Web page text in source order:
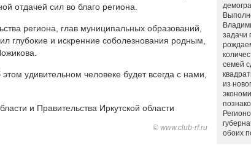
отдачей сил во благо региона.
региона, глав муниципальных образований,
глубокие и искренние соболезнования родным,
удивительном человеке будет всегда с нами,
и Правительства Иркутской области
© www.club-rf.ru
задачи
семей
из
обоих